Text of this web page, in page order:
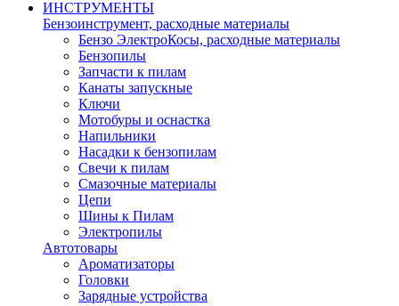
ИНСТРУМЕНТЫ
Бензоинструмент, расходные материалы
Бензо ЭлектроКосы, расходные материалы
Бензопилы
Запчасти к пилам
Канаты запускные
Ключи
Мотобуры и оснастка
Напильники
Насадки к бензопилам
Свечи к пилам
Смазочные материалы
Цепи
Шины к Пилам
Электропилы
Автотовары
Ароматизаторы
Головки
Зарядные устройства